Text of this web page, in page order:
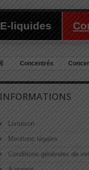
E-liquides
Concentrés
INFORMATIONS
Livraison
Mentions légales
Conditions générales de